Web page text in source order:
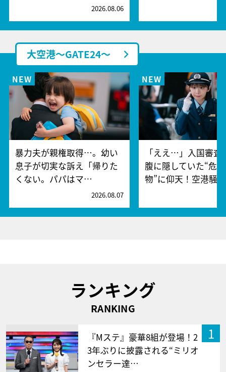
2026.08.06
大空港～GATE24～
暴力夫が親権取得…。幼い
息子が切実な訴え「帰りた
くない。パパはマ…
2026.08.07
「ええ…」入国審査
腹に隠していた“危
物”に仰天！空港騒
ランキング
RANKING
1
『Mステ』豪華8組が登場！2
3年ぶりに披露される“ミリオ
ンセラー達…